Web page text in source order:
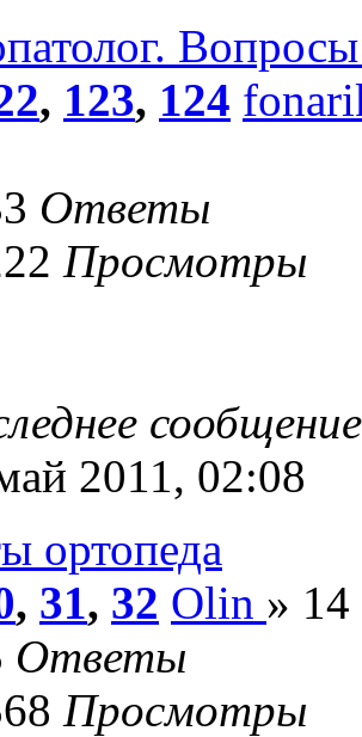
, 123, 124
Ответы
Просмотры
2011, 02:08
ортопеда
, 31, 32 Olin » 14
Ответы
Просмотры